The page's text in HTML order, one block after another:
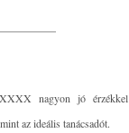
nagyon jó érzékkel
az ideális tanácsadót.